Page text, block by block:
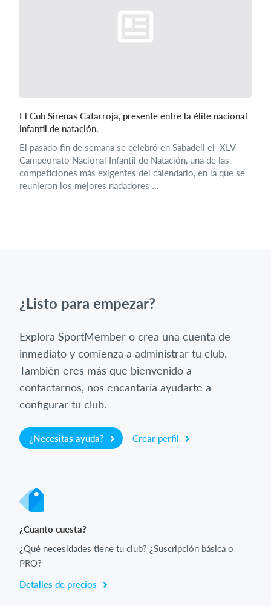
El Cub Sirenas Catarroja, presente entre la élite nacional
infantil de natación.
El pasado fin de semana se celebró en Sabadell el XLV
Campeonato Nacional Infantil de Natación, una de las
competiciones más exigentes del calendario, en la que se
reunieron los mejores nadadores ...
¿Listo para empezar?
Explora SportMember o crea una cuenta de
inmediato y comienza a administrar tu club.
También eres más que bienvenido a
contactarnos, nos encantaría ayudarte a
configurar tu club.
¿Necesitas ayuda? Crear perfil
¿Cuanto cuesta?
¿Qué necesidades tiene tu club? ¿Suscripción básica o
PRO?
Detalles de precios